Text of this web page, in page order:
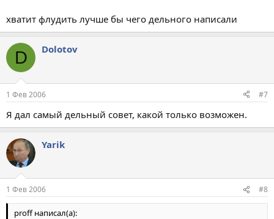
хватит флудить лучше бы чего дельного написали
D Dolotov
1 Фев 2006 #7
Я дал самый дельный совет, какой только возможен.
Yarik
1 Фев 2006 #8
proff написал(а):